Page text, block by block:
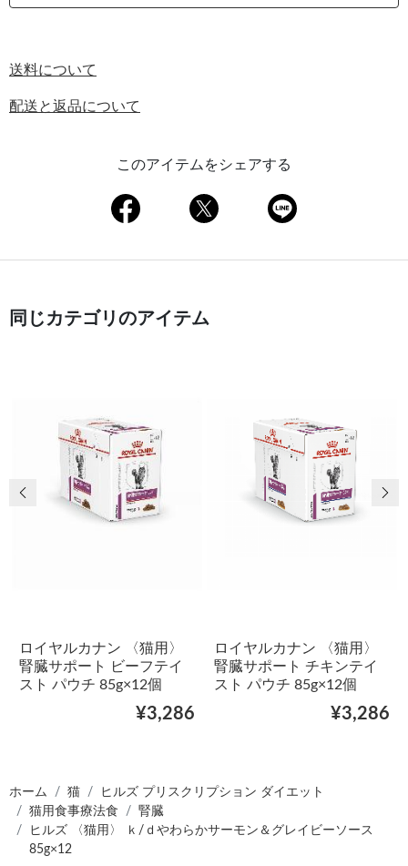
送料について
配送と返品について
このアイテムをシェアする
同じカテゴリのアイテム
ロイヤルカナン 〈猫用〉
腎臓サポート ビーフテイ
スト パウチ 85g×12個
¥3,286
ロイヤルカナン 〈猫用〉
腎臓サポート チキンテイ
スト パウチ 85g×12個
¥3,286
前の画像 次
ホーム 猫
ヒルズ プリスクリプション ダイエット
猫用食事療法食
腎臓
ヒルズ 〈猫用〉 ｋ/ｄやわらかサーモン＆グレイビーソース
85g×12